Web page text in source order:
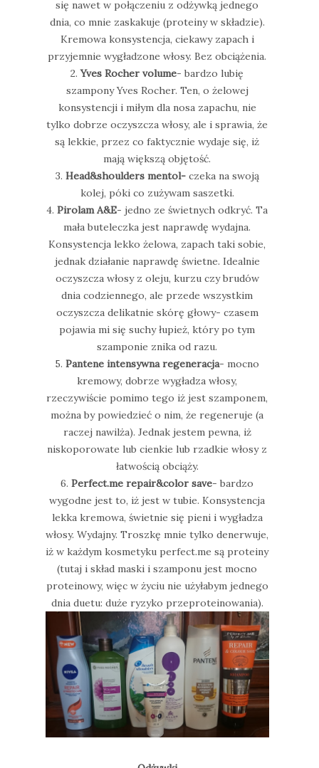
się nawet w połączeniu z odżywką jednego
dnia, co mnie zaskakuje (proteiny w składzie).
Kremowa konsystencja, ciekawy zapach i
przyjemnie wygładzone włosy. Bez obciążenia.
2.Yves Rocher volume- bardzo lubię
szampony Yves Rocher. Ten, o żelowej
konsystencji i miłym dla nosa zapachu, nie
tylko dobrze oczyszcza włosy, ale i sprawia, że
są lekkie, przez co faktycznie wydaje się, iż
mają większą objętość.
3. Head&shoulders mentol-czeka na swoją
kolej, póki co zużywam saszetki.
4.Pirolam A&E- jedno ze świetnych odkryć. Ta
mała buteleczka jest naprawdę wydajna.
Konsystencja lekko żelowa, zapach taki sobie,
jednak działanie naprawdę świetne. Idealnie
oczyszcza włosy z oleju, kurzu czy brudów
dnia codziennego, ale przede wszystkim
oczyszcza delikatnie skórę głowy- czasem
pojawia mi się suchy łupież, który po tym
szamponie znika od razu.
5.Pantene intensywna regeneracja- mocno
kremowy, dobrze wygładza włosy,
rzeczywiście pomimo tego iż jest szamponem,
można by powiedzieć o nim, że regeneruje (a
raczej nawilża). Jednak jestem pewna, iż
niskoporowate lub cienkie lub rzadkie włosy z
łatwością obciąży.
6.Perfect.me repair&color save- bardzo
wygodne jest to, iż jest w tubie. Konsystencja
lekka kremowa, świetnie się pieni i wygładza
włosy. Wydajny. Troszkę mnie tylko denerwuje,
iż w każdym kosmetyku perfect.me są proteiny
(tutaj i skład maski i szamponu jest mocno
proteinowy, więc w życiu nie użyłabym jednego
dnia duetu: duże ryzyko przeproteinowania).